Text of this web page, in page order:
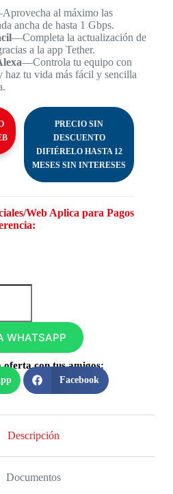
al máximo las
ancha de hasta 1 Gbps.
—Completa la actualización de
a la app Tether.
—Controla tu equipo con
haz tu vida más fácil y sencilla
PRECIO SIN
DESCUENTO
DIFIÉRELO HASTA 12
MESES SIN INTERESES
Web Aplica para Pagos
WHATSAPP
oferta con tus amigos:
Facebook
Descripción
Documentos